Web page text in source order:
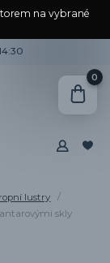
na vybrané
0
lustry
skly